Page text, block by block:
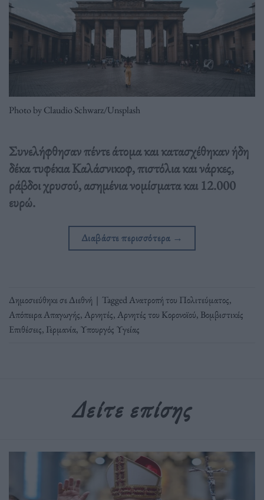
Photo by Claudio Schwarz/Unsplash
Συνελήφθησαν πέντε άτομα και κατασχέθηκαν ήδη
δέκα τυφέκια Καλάσνικοφ, πιστόλια και νάρκες,
ράβδοι χρυσού, ασημένια νομίσματα και 12.000
ευρώ.
Διαβάστε περισσότερα →
Δημοσιεύθηκε σεΔιεθνή | TaggedΑνατροπή του Πολιτεύματος,
Απόπειρα Απαγωγής,Αρνητές,Αρνητές του Κορονοϊού, Βομβιστικές
Επιθέσεις, Γερμανία, Υπουργός Υγείας
Δείτε επίσης